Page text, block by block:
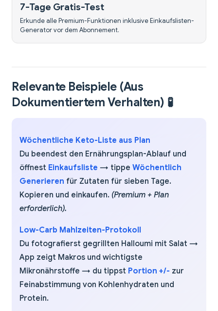
7-Tage Gratis-Test
Erkunde alle Premium-Funktionen inklusive Einkaufslisten-
Generator vor dem Abonnement.
Relevante Beispiele (Aus
Dokumentiertem Verhalten) 🧪
Wöchentliche Keto-Liste aus Plan
Du beendest den Ernährungsplan-Ablauf und
öffnest Einkaufsliste → tippe Wöchentlich
Generieren für Zutaten für sieben Tage.
Kopieren und einkaufen. (Premium + Plan
erforderlich).
Low-Carb Mahlzeiten-Protokoll
Du fotografierst gegrillten Halloumi mit Salat →
App zeigt Makros und wichtigste
Mikronährstoffe → du tippst Portion +/- zur
Feinabstimmung von Kohlenhydraten und
Protein.